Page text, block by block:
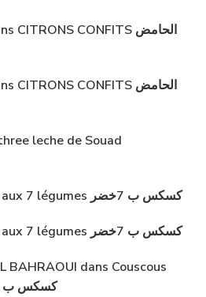
CITRONS CONFITS الحامض
CITRONS CONFITS الحامض
leche de Souad
Couscous aux 7 légumes كسكس ب 7خضر
Couscous aux 7 légumes كسكس ب 7خضر
BAHRAOUI dans Couscous
aux 7 légumes كسكس ب 7خضر